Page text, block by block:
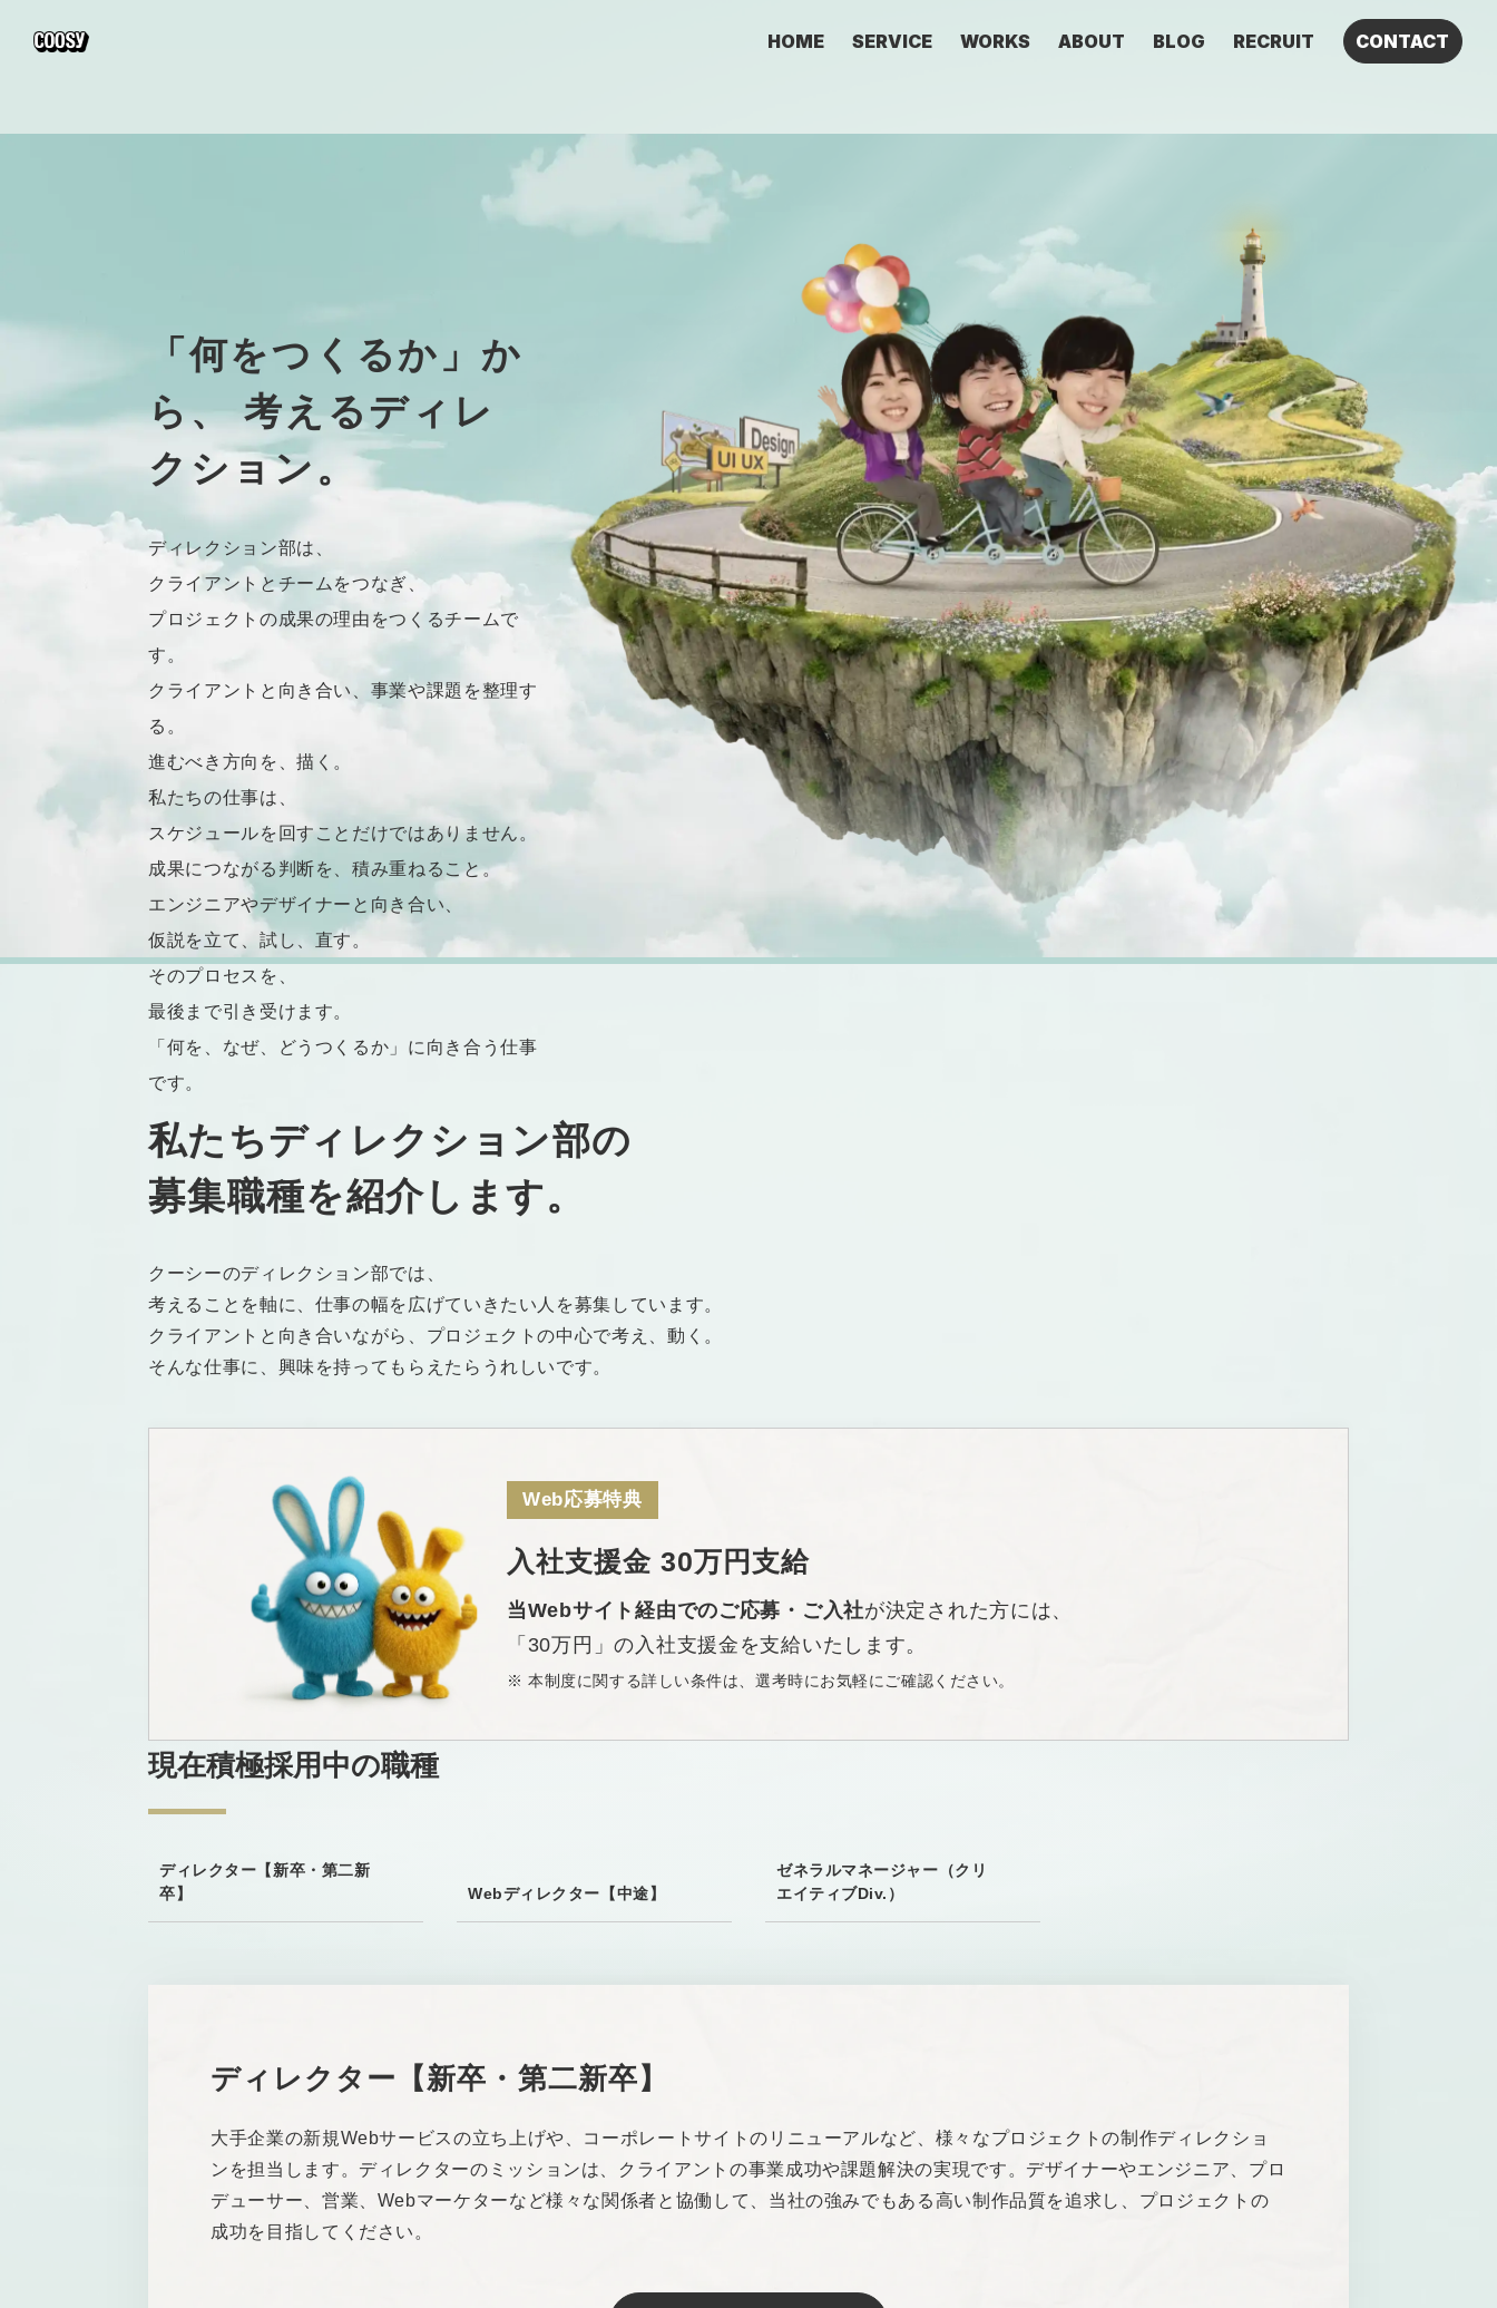
HOME SERVICE WORKS ABOUT BLOG RECRUIT CONTACT
「何をつくるか」か
ら、考えるディレ
クション。
ディレクション部は、
クライアントとチームをつなぎ、
プロジェクトの成果の理由 をつくるチームで
す。
クライアントと向き合い、事業や課題を整理す
る。
進むべき方向を、描く。
私たちの仕事は、
スケジュールを回すことだけではありません。
成果につながる判断を、積み重ねること。
エンジニアやデザイナーと向き合い、
仮説を立て、試し、直す。
そのプロセスを、
最後まで引き受けます。
「何を、なぜ、どうつくるか」に向き合う仕事
です。
私たちディレクション部の
募集職種を紹介します。
クーシーのディレクション部では、
考えることを軸に、仕事の幅を広げていきたい人 を募集しています。
クライアントと向き合いながら、プロジェクトの中心で考え、動く。
そんな仕事に、興味を持ってもらえたらうれしいです。
Web応募特典
入社支援金 30万円支給
当Webサイト経由でのご応募・ご入社が決定された方には、
「30万円」の入社支援金を支給いたします。
※ 本制度に関する詳しい条件は、選考時にお気軽にご確認ください。
現在積極採用中の職種
ディレクター【新卒・第二新
卒】
Webディレクター【中途】
ゼネラルマネージャー （クリ
エイティブDiv.）
ディレクター【新卒・第二新卒】
大手企業の新規Webサービスの立ち上げや、コーポレートサイトのリニューアルなど、様々なプロジェクトの制作ディレクショ
ンを担当します。ディレクターのミッションは、クライアントの事業成功や課題解決の実現です。デザイナーやエンジニア、プロ
デューサー、営業、Webマーケターなど様々な関係者と協働して、当社の強みでもある高い制作品質を追求し、プロジェクトの
成功を目指してください。